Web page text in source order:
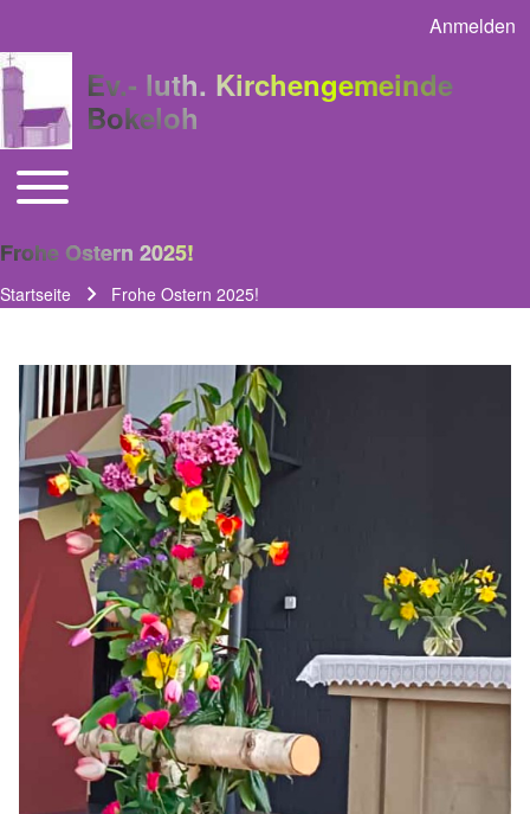
User
Anmelden
Ev.- luth. Kirchengemeinde
Bokeloh
Main navigation
Toggle main menu
Frohe Ostern 2025!
Pfadnavigation
Startseite Frohe Ostern 2025!